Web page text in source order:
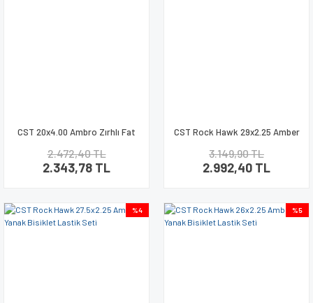
CST 20x4.00 Ambro Zırhlı Fat
2.472,40 TL
2.343,78 TL
CST Rock Hawk 29x2.25 Amber
3.149,90 TL
2.992,40 TL
%4 %5